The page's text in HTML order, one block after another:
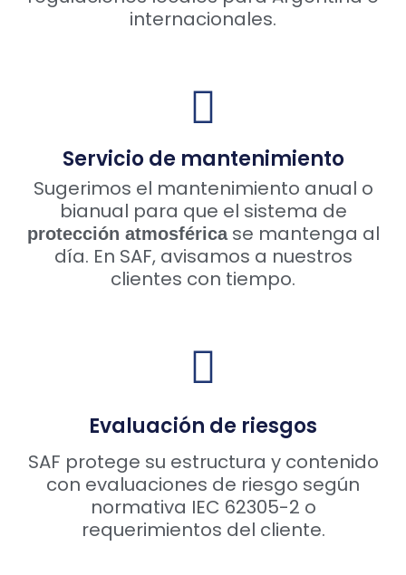
internacionales.
Servicio de mantenimiento
Sugerimos el mantenimiento anual o
bianual para que el sistema de
protección atmosféricase mantenga al
día. En SAF, avisamos a nuestros
clientes con tiempo.
Evaluación de riesgos
SAF protege su estructura y contenido
con evaluaciones de riesgo según
normativa IEC 62305-2 o
requerimientos del cliente.